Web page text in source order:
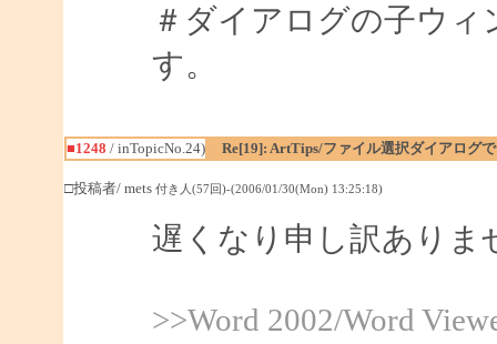
＃ダイアログの子ウ
す。
■1248 / inTopicNo.24) Re[19]: ArtTips/ファイル選択ダイアログ
□投稿者/ mets 付き人(57回)-(2006/01/30(Mon) 13:25:18)
遅くなり申し訳ありま
>>Word 2002/Word